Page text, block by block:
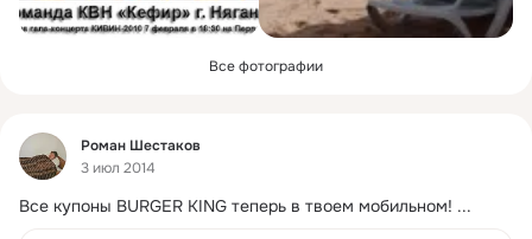
Все фотографии
Фид
Роман Шестаков
3 июл 2014
Все купоны BURGER KING теперь в твоем мобильном! ...